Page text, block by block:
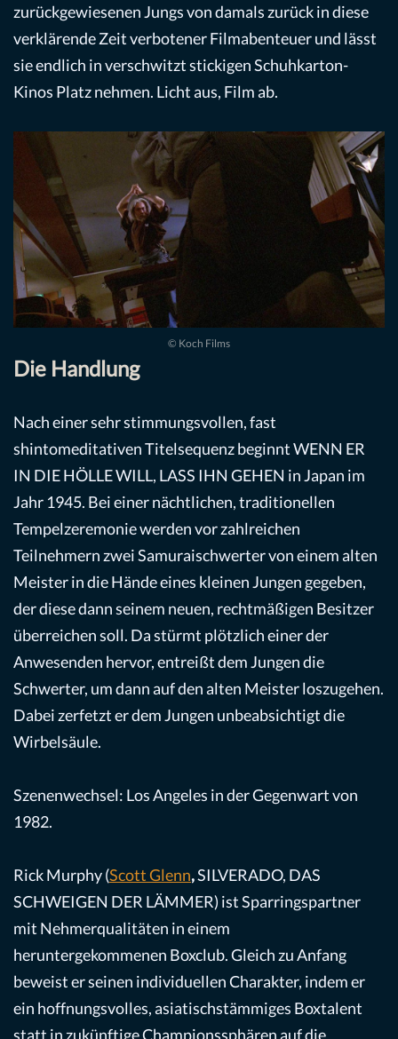
zurückgewiesenen Jungs von damals zurück in diese
verklärende Zeit verbotener Filmabenteuer und lässt
sie endlich in verschwitzt stickigen Schuhkarton-
Kinos Platz nehmen. Licht aus, Film ab.
© Koch Films
Die Handlung
Nach einer sehr stimmungsvollen, fast
shintomeditativen Titelsequenz beginnt WENN ER
IN DIE HÖLLE WILL, LASS IHN GEHEN in Japan im
Jahr 1945. Bei einer nächtlichen, traditionellen
Tempelzeremonie werden vor zahlreichen
Teilnehmern zwei Samuraischwerter von einem alten
Meister in die Hände eines kleinen Jungen gegeben,
der diese dann seinem neuen, rechtmäßigen Besitzer
überreichen soll. Da stürmt plötzlich einer der
Anwesenden hervor, entreißt dem Jungen die
Schwerter, um dann auf den alten Meister loszugehen.
Dabei zerfetzt er dem Jungen unbeabsichtigt die
Wirbelsäule.
Szenenwechsel: Los Angeles in der Gegenwart von
1982.
Rick Murphy (Scott Glenn,SILVERADO, DAS
SCHWEIGEN DER LÄMMER) ist Sparringspartner
mit Nehmerqualitäten in einem
heruntergekommenen Boxclub. Gleich zu Anfang
beweist er seinen individuellen Charakter, indem er
ein hoffnungsvolles, asiatischstämmiges Boxtalent
statt in zukünftige Championssphären auf die